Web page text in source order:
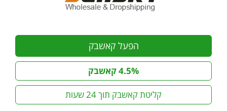
הפעל קאשבק
4.5% קאשבק
קליטת קאשבק תוך 24 שעות